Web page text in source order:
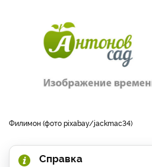
Филимон (фото pixabay/jackmac34)
Справка